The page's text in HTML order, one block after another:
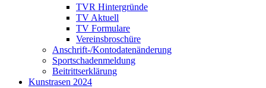
TVR Hintergründe
TV Aktuell
TV Formulare
Vereinsbroschüre
Anschrift-/Kontodatenänderung
Sportschadenmeldung
Beitrittserklärung
Kunstrasen 2024